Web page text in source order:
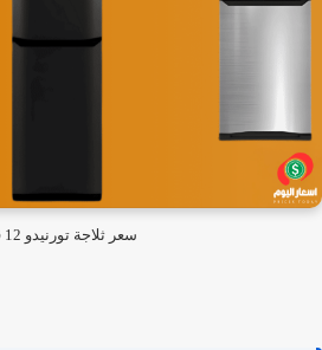
سعر ثلاجة تورنيدو 12 قدم